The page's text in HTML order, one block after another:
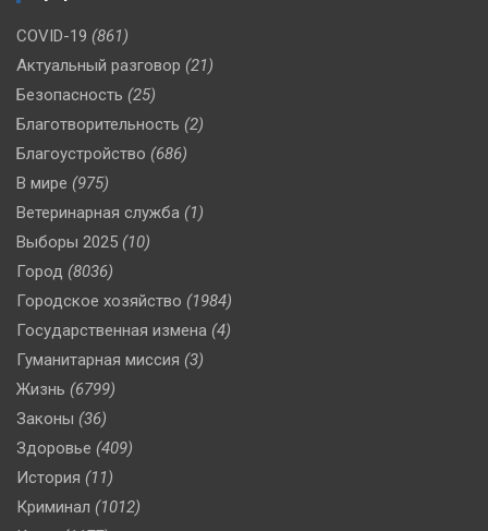
COVID-19 (861)
Актуальный разговор (21)
Безопасность (25)
Благотворительность (2)
Благоустройство (686)
В мире (975)
Ветеринарная служба (1)
Выборы 2025 (10)
Город (8036)
Городское хозяйство (1984)
Государственная измена (4)
Гуманитарная миссия (3)
Жизнь (6799)
Законы (36)
Здоровье (409)
История (11)
Криминал (1012)